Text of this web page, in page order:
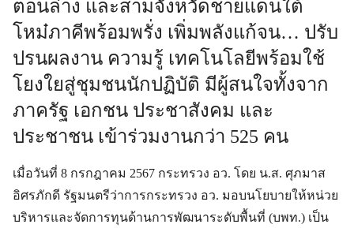
ตอนล่าง และสามจังหวัดชายแดนใต้
โหม๋ภาคีพร้อมพรั่ง เพิ่มพลังแก้จน… ปรับ
ปรนผลงาน ความรู้ เทคโนโลยีพร้อมใช้
โยงใยสู่ชุมชนนักปฏิบัติ มีผู้สนใจทั้งจาก
ภาครัฐ เอกชน ประชาสังคม และ
ประชาชน เข้าร่วมงานกว่า 525 คน
เมื่อวันที่ 8 กรกฎาคม 2567 กระทรวง อว. โดย น.ส. ศุภมาส
อิศรภักดี รัฐมนตรีว่าการกระทรวง อว. มอบนโยบายให้หน่วย
บริหารและจัดการทุนด้านการพัฒนาระดับพื้นที่ (บพท.) เป็น